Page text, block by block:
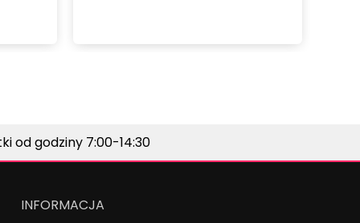
od godziny 7:00-14:30
INFORMACJA